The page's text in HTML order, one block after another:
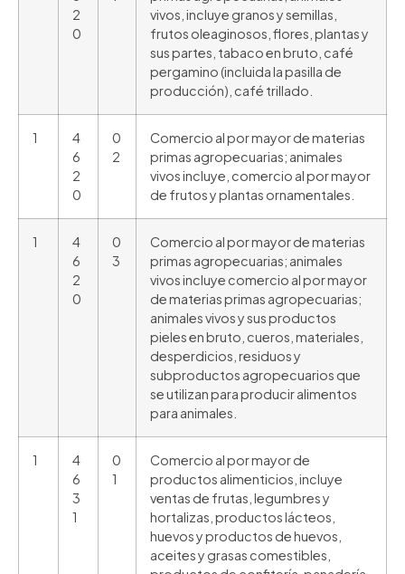
2
0
vivos, incluye granos y semillas,
frutos oleaginosos, flores, plantas y
sus partes, tabaco en bruto, café
pergamino (incluida la pasilla de
producción), café trillado.
1
4
6
2
0
0
2
Comercio al por mayor de materias
primas agropecuarias; animales
vivos incluye, comercio al por mayor
de frutos y plantas ornamentales.
1
4
6
2
0
0
3
Comercio al por mayor de materias
primas agropecuarias; animales
vivos incluye comercio al por mayor
de materias primas agropecuarias;
animales vivos y sus productos
pieles en bruto, cueros, materiales,
desperdicios, residuos y
subproductos agropecuarios que
se utilizan para producir alimentos
para animales.
1
4
6
3
1
0
1
Comercio al por mayor de
productos alimenticios, incluye
ventas de frutas, legumbres y
hortalizas, productos lácteos,
huevos y productos de huevos,
aceites y grasas comestibles,